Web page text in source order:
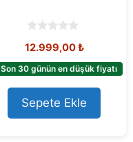
o
t
o
f
5
12.999,00₺
Son 30 günün en düşük fiyatı
Sepete Ekle